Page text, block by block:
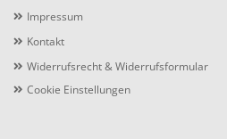
Impressum
Kontakt
Widerrufsrecht & Widerrufsformular
Cookie Einstellungen